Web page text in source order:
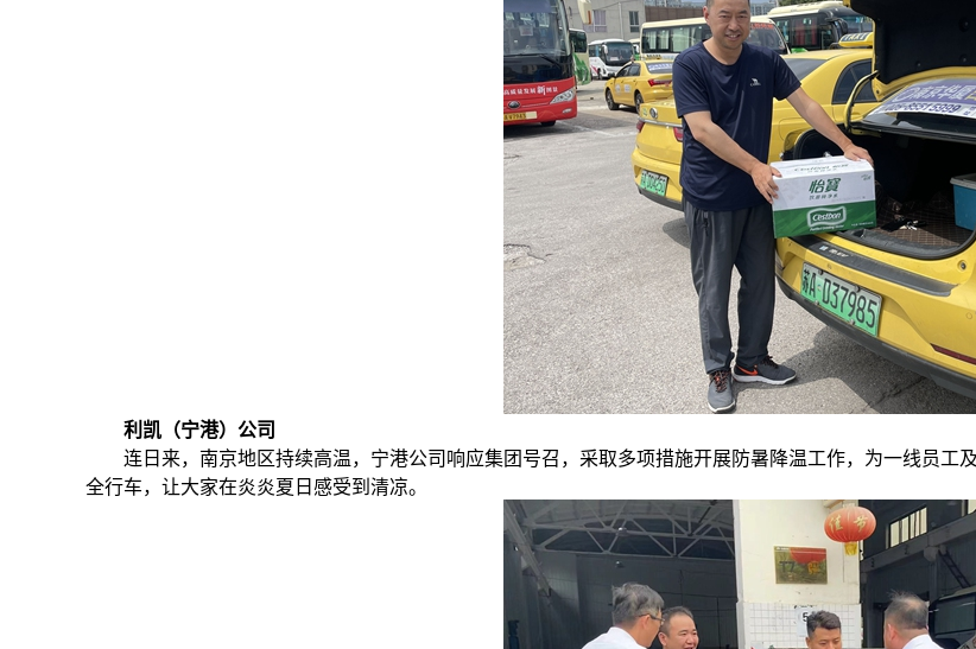
利凯（宁港）公司
连日来，南京地区持续高温，宁港公司响应集团号召，采取多项措施开展防暑降温工作，为一线员工
全行车，让大家在炎炎夏日感受到清凉。